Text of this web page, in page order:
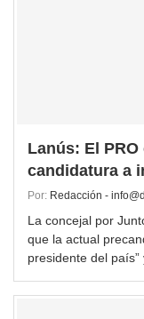
Lanús: El
candidatura a
Por: Redacción -
La concejal por
que la actual
presidente del